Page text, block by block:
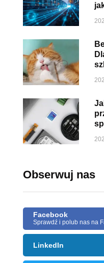
Obserwuj nas
Facebook
Sprawdź i polub nas na
LinkedIn